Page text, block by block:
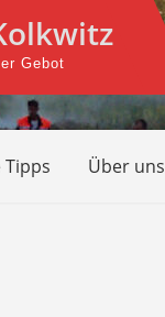
Gebot
Tipps Über uns